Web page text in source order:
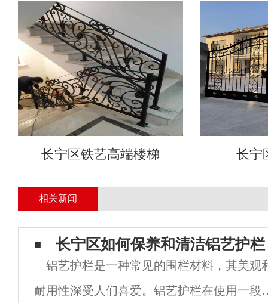
长宁区铁艺高端楼梯 长宁
相关新闻
长宁区如何保养和清洁铝艺护
铝艺护栏是一种常见的围栏材料，其美观
耐用性深受人们喜爱。铝艺护栏在使用一段